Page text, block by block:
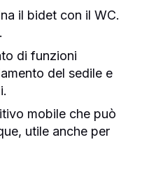
il bidet con il WC.
di funzioni
del sedile e
mobile che può
utile anche per